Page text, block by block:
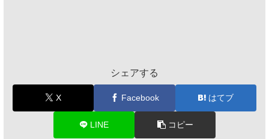
シェアする
X Facebook はてブ
LINE コピー